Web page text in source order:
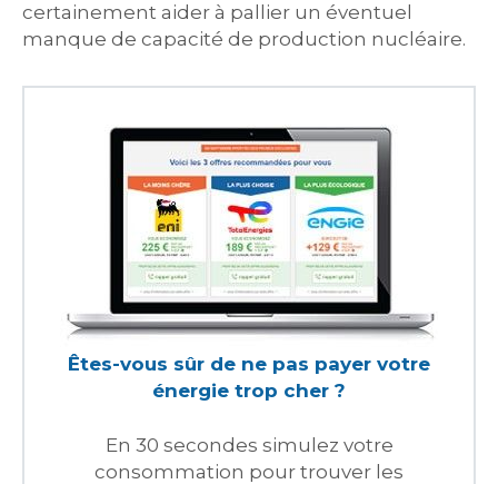
certainement aider à pallier un éventuel
manque de capacité de production nucléaire.
Êtes-vous sûr de ne pas payer votre
énergie trop cher ?
En 30 secondes simulez votre
consommation pour trouver les